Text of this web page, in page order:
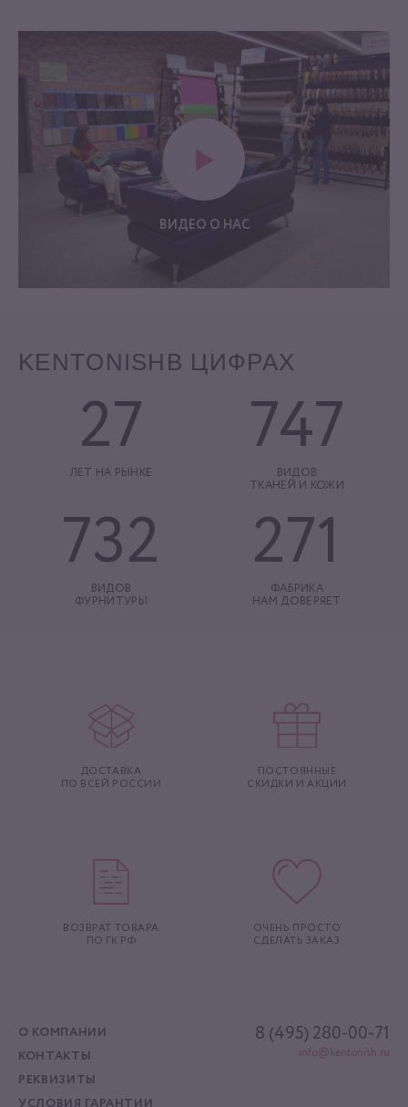
ВИДЕО О НАС
KENTONISH В ЦИФРАХ
27
ЛЕТ НА РЫНКЕ
747
ВИДОВ
ТКАНЕЙ И КОЖИ
732
ВИДОВ
ФУРНИТУРЫ
271
ФАБРИКА
НАМ ДОВЕРЯЕТ
ДОСТАВКА
ПО ВСЕЙ РОССИИ
ПОСТОЯННЫЕ
СКИДКИ И АКЦИИ
ВОЗВРАТ ТОВАРА
ПО ГК РФ
ОЧЕНЬ ПРОСТО
СДЕЛАТЬ ЗАКАЗ
О КОМПАНИИ
КОНТАКТЫ
РЕКВИЗИТЫ
УСЛОВИЯ ГАРАНТИИ
8 (495) 280-00-71
info@kentonish.ru